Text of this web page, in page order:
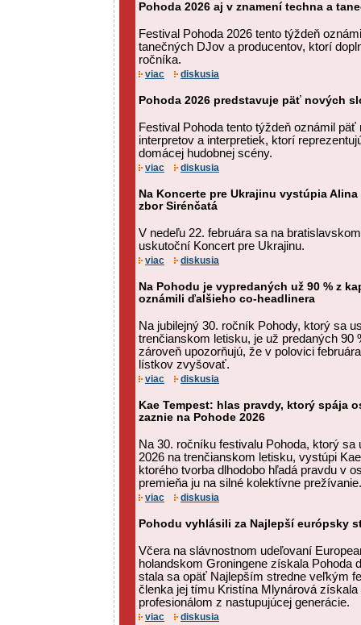
Pohoda 2026 aj v znamení techna a
Festival Pohoda 2026 tento týždeň
tanečných DJov a producentov, ktorí
ročníka.
viac diskusia
Pohoda 2026 predstavuje päť nových
Festival Pohoda tento týždeň oznámil
interpretov a interpretiek, ktorí
domácej hudobnej scény.
viac diskusia
Na Koncerte pre Ukrajinu vystúpia Alina
zbor Sirénčatá
V nedeľu 22. februára sa na
uskutoční Koncert pre Ukrajinu.
viac diskusia
Na Pohodu je vypredaných už 90 % z
oznámili ďalšieho co-headlinera
Na jubilejný 30. ročník Pohody, ktorý sa
trenčianskom letisku, je už predaných 90
zároveň upozorňujú, že v polovici
lístkov zvyšovať.
viac diskusia
Kae Tempest: hlas pravdy, ktorý spája
zaznie na Pohode 2026
Na 30. ročníku festivalu Pohoda, ktorý sa
2026 na trenčianskom letisku, vystúpi
ktorého tvorba dlhodobo hľadá pravdu v
premieňa ju na silné kolektívne prežívanie.
viac diskusia
Pohodu vyhlásili za Najlepší európsky
Včera na slávnostnom udeľovaní
holandskom Groningene získala Pohoda
stala sa opäť Najlepším stredne veľkým
členka jej tímu Kristína Mlynárová získala
profesionálom z nastupujúcej generácie.
viac diskusia